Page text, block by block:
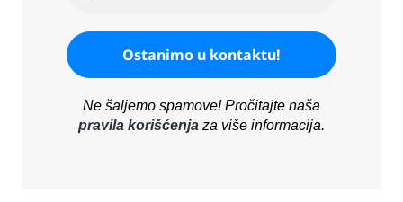
Ne šaljemo spamove! Pročitajte naša
pravila korišćenjaza više informacija.